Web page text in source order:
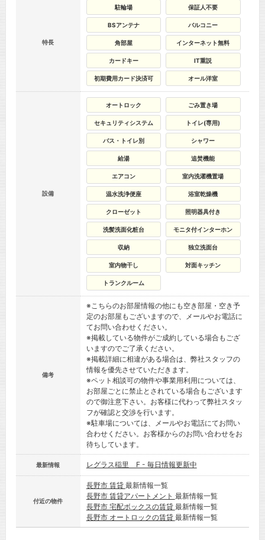
特長
駐輪場 保証人不要
BSアンテナ バルコニー
角部屋 インターネット無料
カードキー IT重説
初期費用カード決済可 オール洋室
設備
オートロック ごみ置き場
セキュリティシステム トイレ(専用)
バス・トイレ別 シャワー
給湯 追焚機能
エアコン 室内洗濯機置場
温水洗浄便座 浴室乾燥機
クローゼット 照明器具付き
洗髪洗面化粧台 モニタ付インターホン
収納 独立洗面台
室内物干し 対面キッチン
トランクルーム
備考
※こちらのお部屋情報の他にも空き部屋・空き予
定のお部屋もございますので、メールやお電話に
てお問い合わせください。
※掲載している物件がご成約している場合もござ
いますのでご了承ください。
※掲載詳細に相違がある場合は、弊社スタッフの
情報を優先させていただきます。
※ペット相談可の物件や事業用利用については、
お部屋ごとに禁止とされている場合もございます
ので御注意下さい。お客様に代わって弊社スタッ
フが確認と交渉を行います。
※駐車場については、メールやお電話にてお問い
合わせください。お客様からのお問い合わせをお
待ちしています。
最新情報 レグラス稲里 F - 毎日情報更新中
付近の物件
長野市 賃貸 最新情報一覧
長野市 賃貸アパートメント 最新情報一覧
長野市 宅配ボックスの賃貸 最新情報一覧
長野市 オートロックの賃貸 最新情報一覧